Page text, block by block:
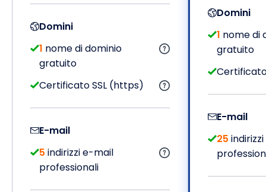
Domini
1 nome di dominio
gratuito
Certificato SSL (https)
E-mail
5 indirizzi e-mail
professionali
Domini
1 nome di
gratuito
E-mail
25